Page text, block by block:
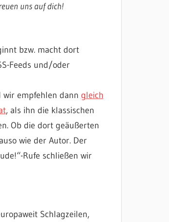
uns auf dich!
bzw. macht dort
Feeds und/oder
wir empfehlen dann gleich
, als ihn die klassischen
Ob die dort geäußerten
wie der Autor. Der
Rufe schließen wir
Schlagzeilen,